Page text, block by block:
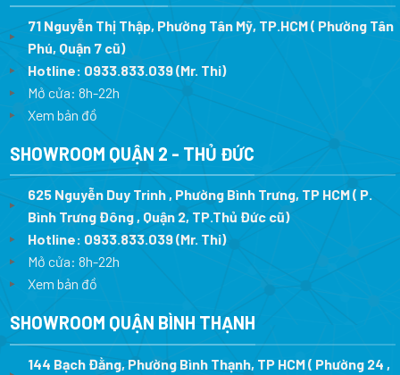
71 Nguyễn Thị Thập, Phường Tân Mỹ, TP.HCM ( Phường Tân
Phú, Quận 7 cũ)
Hotline: 0933.833.039(Mr. Thi)
Mở cửa: 8h-22h
Xem bản đồ
SHOWROOM QUẬN 2 - THỦ ĐỨC
625 Nguyễn Duy Trinh , Phường Bình Trưng, TP HCM ( P.
Bình Trưng Đông , Quận 2, TP.Thủ Đức cũ)
Hotline: 0933.833.039(Mr. Thi)
Mở cửa: 8h-22h
Xem bản đồ
SHOWROOM QUẬN BÌNH THẠNH
144 Bạch Đằng, Phường Bình Thạnh, TP HCM ( Phường 24 ,